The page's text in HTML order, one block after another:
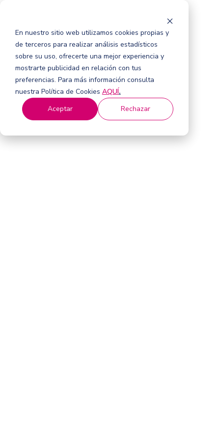
En nuestro sitio web utilizamos cookies propias y
de terceros para realizar análisis estadísticos
sobre su uso, ofrecerte una mejor experiencia y
mostrarte publicidad en relación con tus
preferencias. Para más información consulta
nuestra Política de Cookies AQUÍ.
Aceptar
Rechazar